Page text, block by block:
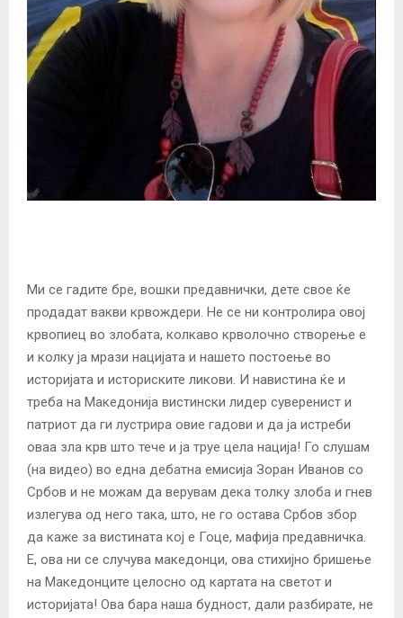
Ми се гадите бре, вошки предавнички, дете свое ќе
продадат вакви крвождери. Не се ни контролира овој
крвопиец во злобата, колкаво крволочно створење е
и колку ја мрази нацијата и нашето постоење во
историјата и историските ликови. И навистина ќе и
треба на Македонија вистински лидер суверенист и
патриот да ги лустрира овие гадови и да ја истреби
оваа зла крв што тече и ја труе цела нација! Го слушам
(на видео) во една дебатна емисија Зоран Иванов со
Србов и не можам да верувам дека толку злоба и гнев
излегува од него така, што, не го остава Србов збор
да каже за вистината кој е Гоце, мафија предавничка.
Е, ова ни се случува македонци, ова стихијно бришење
на Македонците целосно од картата на светот и
историјата! Ова бара наша будност, дали разбирате, не